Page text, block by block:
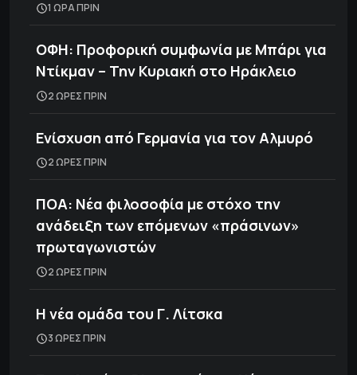
1 ΩΡΑ ΠΡΙΝ
ΟΦΗ: Προφορική συμφωνία με Μπάρι για
Ντίκμαν – Την Κυριακή στο Ηράκλειο
2 ΩΡΕΣ ΠΡΙΝ
Ενίσχυση από Γερμανία για τον Αλμυρό
2 ΩΡΕΣ ΠΡΙΝ
ΠΟΑ: Νέα φιλοσοφία με στόχο την
ανάδειξη των επόμενων «πράσινων»
πρωταγωνιστών
2 ΩΡΕΣ ΠΡΙΝ
H νέα ομάδα του Γ. Λίτσκα
3 ΩΡΕΣ ΠΡΙΝ